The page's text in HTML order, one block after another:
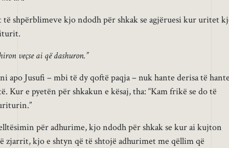
shpërblimeve kjo ndodh për shkak se agjëruesi kur uritet
veçse ai që dashuron.”
apo Jusufi – mbi të dy qoftë paqja – nuk hante derisa të
Kur e pyetën për shkakun e kësaj, tha: “Kam frikë se do të
për adhurime, kjo ndodh për shkak se kur ai kujton
zjarrit, kjo e shtyn që të shtojë adhurimet me qëllim që